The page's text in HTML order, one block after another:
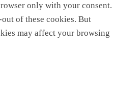
only with your consent.
of these cookies. But
may affect your browsing